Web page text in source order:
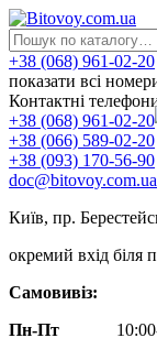
+38 (068) 961-02-20
показати всі
Контактні
+38 (068) 961-02-20
+38 (066) 589-02-20
+38 (093) 170-56-90
doc@bitovoy.com.ua
Київ, пр.
окремий вхід біля
Самовивіз:
Пн-Пт